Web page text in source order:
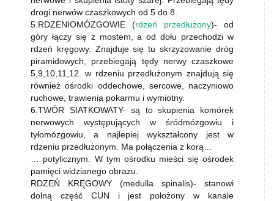
drogi nerwów czaszkowych od 5 do 8.
5.RDZENIOMÓZGOWIE (rdzeń przedłużony)- od
góry łączy się z mostem, a od dołu przechodzi w
rdzeń kręgowy. Znajduje się tu skrzyżowanie dróg
piramidowych, przebiegają tędy nerwy czaszkowe
5,9,10,11,12. w rdzeniu przedłużonym znajdują się
również ośrodki oddechowe, sercowe, naczyniowo
ruchowe, trawienia pokarmu i wymiotny.
6.TWÓR SIATKOWATY- są to skupienia komórek
nerwowych występujących w śródmózgowiu i
tyłomózgowiu, a najlepiej wykształcony jest w
rdzeniu przedłużonym. Ma połączenia z korą…
… potylicznym. W tym ośrodku mieści się ośrodek
pamięci widzianego obrazu.
RDZEŃ KRĘGOWY (medulla spinalis)- stanowi
dolną część CUN i jest położony w kanale